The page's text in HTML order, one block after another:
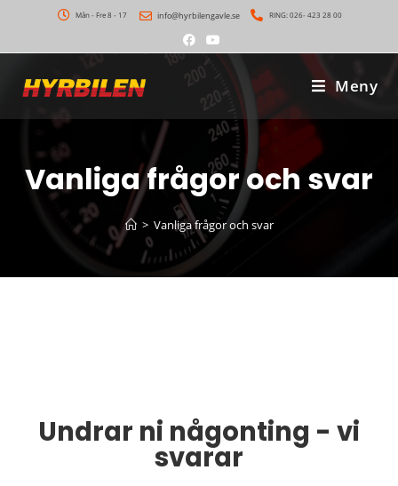
Mån - Fre 8 - 17 info@hyrbilengavle.se RING: 026- 423 28 00
Meny
Vanliga frågor och svar
> Vanliga frågor och svar
Undrar ni någonting - vi
svarar